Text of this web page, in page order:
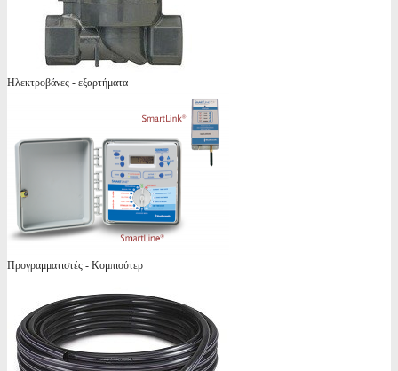
Ηλεκτροβάνες - εξαρτήματα
Προγραμματιστές - Κομπιούτερ